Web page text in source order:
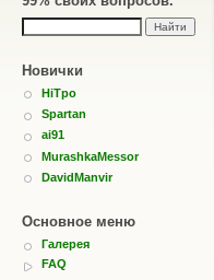
Новички
HiTpo
Spartan
ai91
MurashkaMessor
DavidManvir
Основное меню
Галерея
FAQ